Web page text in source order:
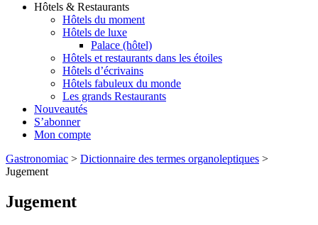
Hôtels & Restaurants
Hôtels du moment
Hôtels de luxe
Palace (hôtel)
Hôtels et restaurants dans les étoiles
Hôtels d’écrivains
Hôtels fabuleux du monde
Les grands Restaurants
Nouveautés
S’abonner
Mon compte
Gastronomiac > Dictionnaire des termes organoleptiques >
Jugement
Jugement